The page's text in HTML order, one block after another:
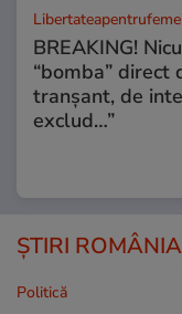
BREAKING!
“bomba” direct
tranșant, de
exclud…”
ȘTIRI ROMÂNIA
Politică